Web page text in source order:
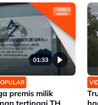
01:33
premis milik